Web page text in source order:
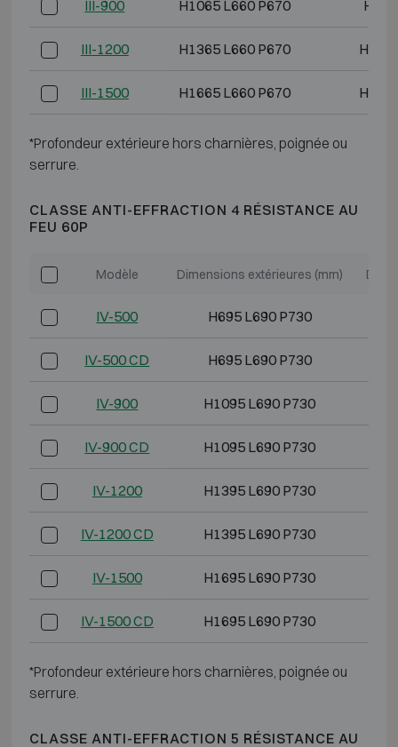
III-900 H1065 L660 P670
III-1200 H1365 L660 P670
III-1500 H1665 L660 P670
*Profondeur extérieure hors charnières, poignée ou
serrure.
CLASSE ANTI-EFFRACTION 4 RÉSISTANCE AU
FEU 60P
Modèle Dimensions extérieures (mm)
IV-500 H695 L690 P730
IV-500 CD H695 L690 P730
IV-900 H1095 L690 P730
IV-900 CD H1095 L690 P730
IV-1200 H1395 L690 P730
IV-1200 CD H1395 L690 P730
IV-1500 H1695 L690 P730
IV-1500 CD H1695 L690 P730
*Profondeur extérieure hors charnières, poignée ou
serrure.
CLASSE ANTI-EFFRACTION 5 RÉSISTANCE AU